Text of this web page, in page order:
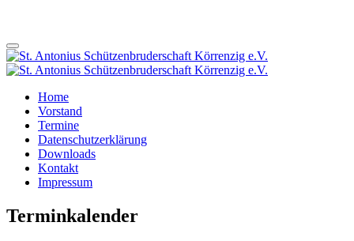
Home
Vorstand
Termine
Datenschutzerklärung
Downloads
Kontakt
Impressum
Terminkalender